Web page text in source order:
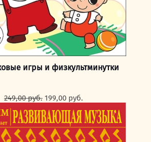
игры и физкультминутки
249,00руб. Первоначальная
составляла
249,00 руб..
199,00 руб.
199,00 руб..